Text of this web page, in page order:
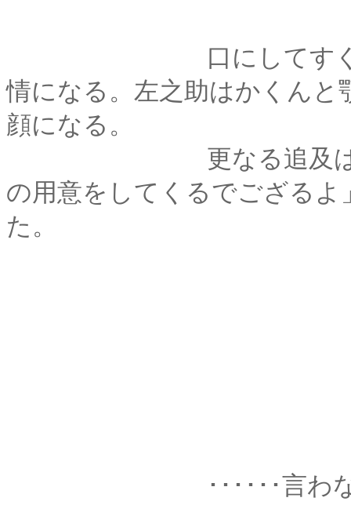
口にしてすぐに、剣
情になる。左之助はかくん
顔になる。
更なる追及はなさそ
の用意をしてくるでござる
た。
･･････言わなくても